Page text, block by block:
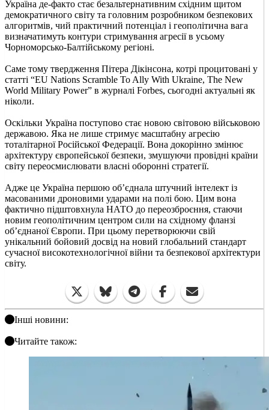
Україна де-факто стає безальтернативним східним щитом
демократичного світу та головним розробником безпекових
алгоритмів, чий практичний потенціал і геополітична вага
визначатимуть контури стримування агресії в усьому
Чорноморсько-Балтійському регіоні.
Саме тому твердження Пітера Дікінсона, котрі процитовані у
статті “EU Nations Scramble To Ally With Ukraine, The New
World Military Power” в журналі Forbes, сьогодні актуальні як
ніколи.
Оскільки Україна поступово стає новою світовою військовою
державою. Яка не лише стримує масштабну агресію
тоталітарної Російської Федерації. Вона докорінно змінює
архітектуру європейської безпеки, змушуючи провідні країни
світу переосмислювати власні оборонні стратегії.
Адже це Україна першою об’єднала штучний інтелект із
масованими дроновими ударами на полі бою. Цим вона
фактично підштовхнула НАТО до переозброєння, стаючи
новим геополітичним центром сили на східному фланзі
об’єднаної Європи. При цьому перетворюючи свій
унікальний бойовий досвід на новий глобальний стандарт
сучасної високотехнологічної війни та безпекової архітектури
світу.
Інші новини:
Читайте також: